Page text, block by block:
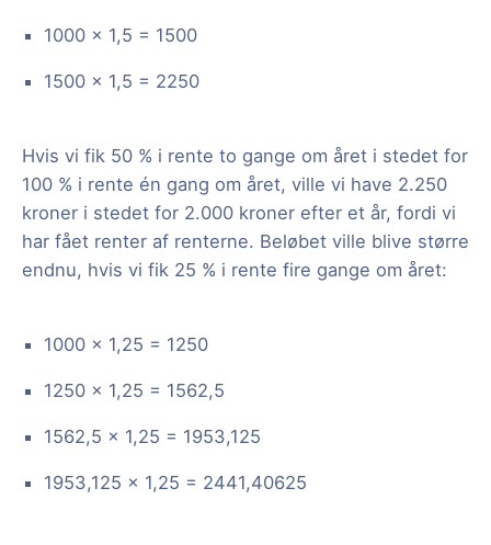
1000 × 1,5 = 1500
1500 × 1,5 = 2250
Hvis vi fik 50 % i rente to gange om året i stedet for
100 % i rente én gang om året, ville vi have 2.250
kroner i stedet for 2.000 kroner efter et år, fordi vi
har fået renter af renterne. Beløbet ville blive større
endnu, hvis vi fik 25 % i rente fire gange om året:
1000 × 1,25 = 1250
1250 × 1,25 = 1562,5
1562,5 × 1,25 = 1953,125
1953,125 × 1,25 = 2441,40625